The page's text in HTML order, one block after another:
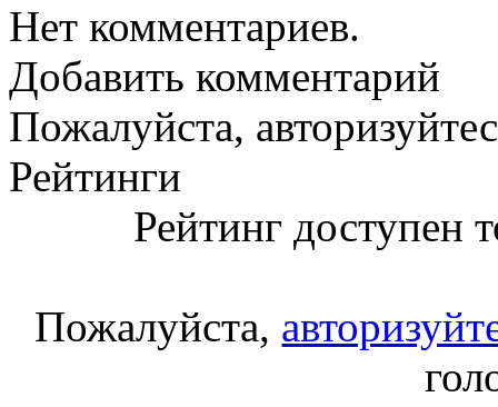
Нет комментариев.
Добавить комментарий
Пожалуйста,
Рейтинги
Рейтинг доступен
Пожалуйста,